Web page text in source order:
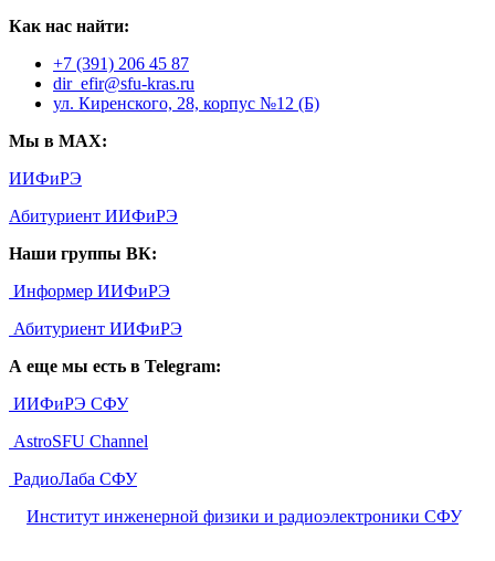
Как нас найти:
+7 (391) 206 45 87
dir_efir@sfu-kras.ru
ул. Киренского, 28, корпус №12 (Б)
Мы в MAX:
ИИФиРЭ
Абитуриент ИИФиРЭ
Наши группы ВК:
Информер ИИФиРЭ
Абитуриент ИИФиРЭ
А еще мы есть в Telegram:
ИИФиРЭ СФУ
AstroSFU Channel
РадиоЛаба СФУ
Институт инженерной физики и радиоэлектроники СФУ,